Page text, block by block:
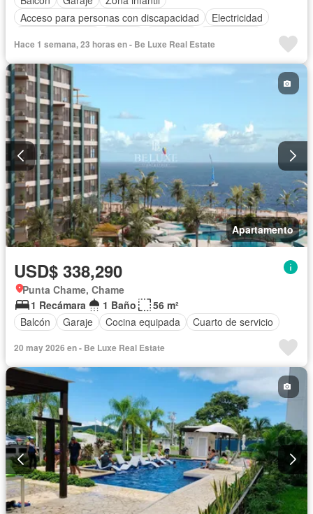
Acceso para personas con discapacidad
Electricidad
Vista panorámica
Seguridad Piscina Agua
Hace 1 semana, 23 horas en - Be Luxe Real Estate
Apartamento
USD$ 338,290
Punta Chame, Chame
1 Recámara
1 Baño
56 m²
Balcón
Garaje Cocina equipada Cuarto de servicio
20 may 2026 en - Be Luxe Real Estate